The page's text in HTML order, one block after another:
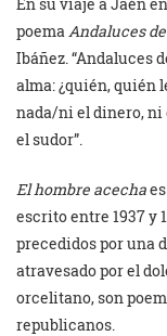
poemaAndaluces
Ibáñez. “Andaluces
alma: ¿quién, quién
nada/ni el dinero,
el sudor”.
El hombre acecha
escrito entre 1937 y
precedidos por una
atravesado por el
orcelitano, son
republicanos.